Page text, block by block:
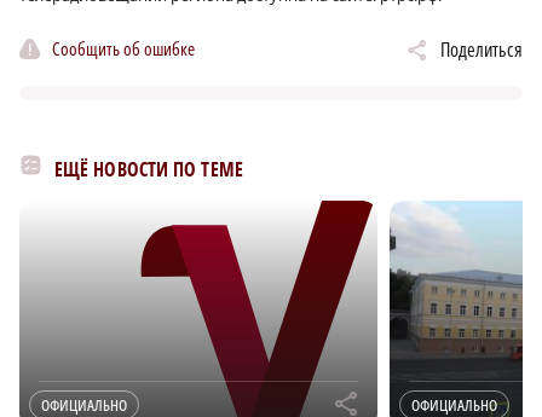
Сообщить об ошибке Поделиться
ЕЩЁ НОВОСТИ ПО ТЕМЕ
ОФИЦИАЛЬНО r ОФИЦИАЛЬНО